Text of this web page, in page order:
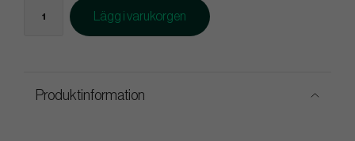
Lägg i varukorgen
Produktinformation